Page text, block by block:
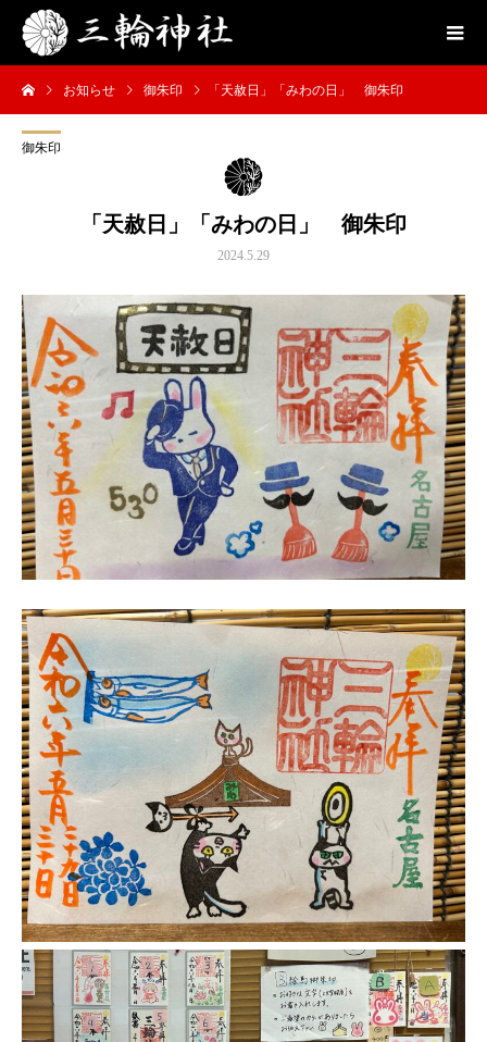
お知らせ 御朱印 「天赦日」「みわの日」 御朱印
御朱印
「天赦日」「みわの日」 御朱印
2024.5.29